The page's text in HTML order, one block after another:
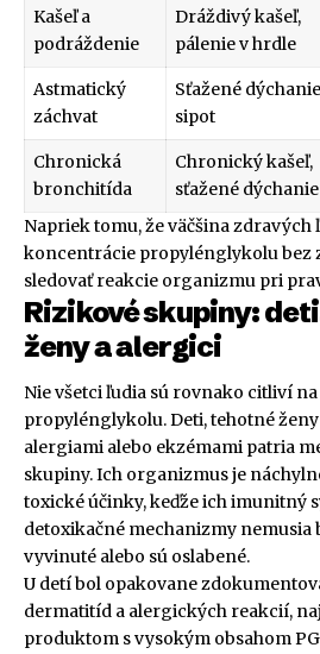
Kašeľ a
podráždenie
Dráždivý kašeľ,
pálenie v hrdle
Astmatický
záchvat
Sťažené
sipot
Chronická
bronchitída
Chronický kašeľ,
sťažené dýchanie
Napriek tomu, že väčšina
koncentrácie propylénglykolu bez
sledovať reakcie organizmu pri
Rizikové skupiny:
ženy a alergici
Nie všetci ľudia sú rovnako citliví
propylénglykolu. Deti, tehotné
alergiami alebo ekzémami patria
skupiny. Ich organizmus je
toxické účinky, keďže ich imunitný
detoxikačné mechanizmy nemusia
vyvinuté alebo sú oslabené.
U detí bol opakovane
dermatitíd a alergických reakcií,
produktom s vysokým obsahom